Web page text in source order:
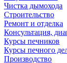
Чистка дымохода
Строительство
Ремонт и отделка
Консультация,
Курсы печников
Курсы печного
Производство